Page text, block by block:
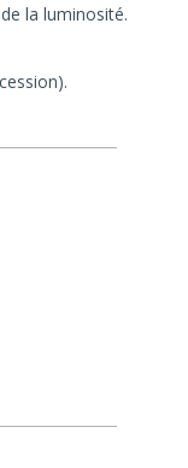
la luminosité.